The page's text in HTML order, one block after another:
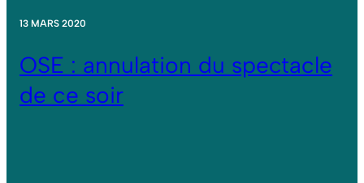
13 MARS 2020
OSE : annulation du spectacle
de ce soir